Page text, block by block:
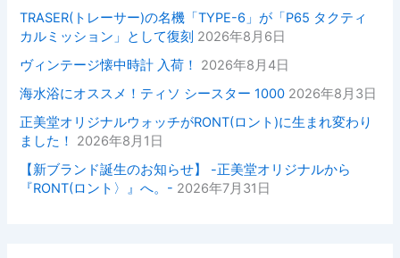
TRASER(トレーサー)の名機「TYPE-6」が「P65 タクティ
カルミッション」として復刻 2026年8月6日
ヴィンテージ懐中時計 入荷！
2026年8月4日
海水浴にオススメ！ティソ シースター 1000 2026年8月3日
正美堂オリジナルウォッチがRONT(ロント)に生まれ変わり
ました！
2026年8月1日
【新ブランド誕生のお知らせ】 -正美堂オリジナルから
『RONT(ロント〉』へ。- 2026年7月31日